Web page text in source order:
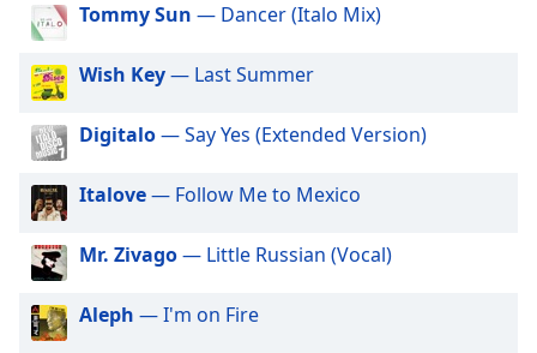
Beginning
dialog
Escape
cancel
and
close
window.
Tommy Sun — Dancer (Italo Mix)
Wish Key— Last Summer
Digitalo— Say Yes (Extended Version)
Italove— Follow Me to Mexico
Mr. Zivago— Little Russian (Vocal)
Aleph — I'm on Fire